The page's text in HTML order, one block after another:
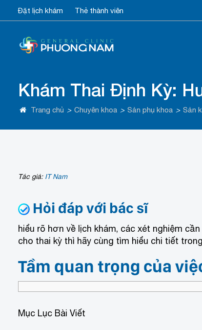
Đặt lịch khám Thẻ thành viên
Khám Thai Định Kỳ:
Trang chủ > Chuyên khoa > Sản phụ khoa > Sản
Tác giả: IT Nam
Hỏi đáp với bác sĩ
hiểu rõ hơn về lịch khám, các xét nghiệm
cho thai kỳ thì hãy cùng tìm hiểu chi tiết
Tầm quan trọng của
Mục Lục Bài Viết